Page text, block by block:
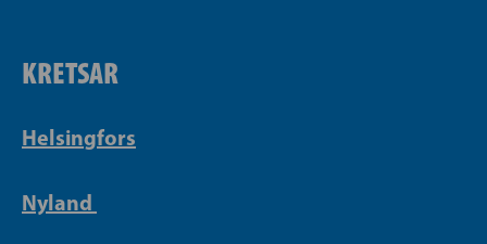
KRETSAR
Helsingfors
Nyland